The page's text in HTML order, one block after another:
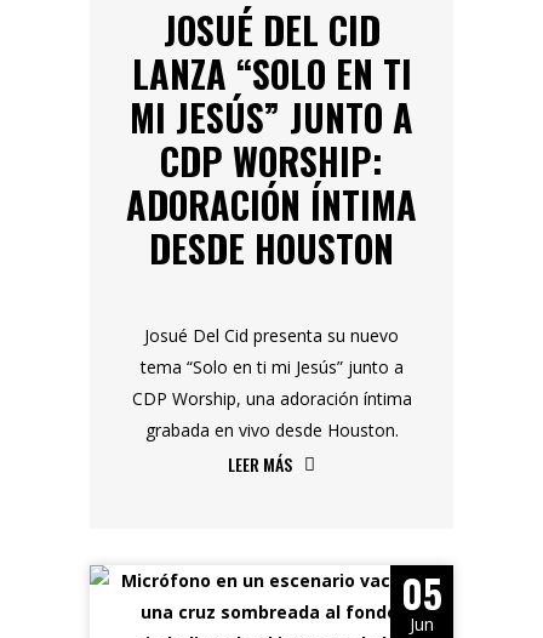
JOSUÉ DEL CID
LANZA “SOLO EN TI
MI JESÚS” JUNTO A
CDP WORSHIP:
ADORACIÓN ÍNTIMA
DESDE HOUSTON
Josué Del Cid presenta su nuevo
tema “Solo en ti mi Jesús” junto a
CDP Worship, una adoración íntima
grabada en vivo desde Houston.
LEER MÁS
05
Jun